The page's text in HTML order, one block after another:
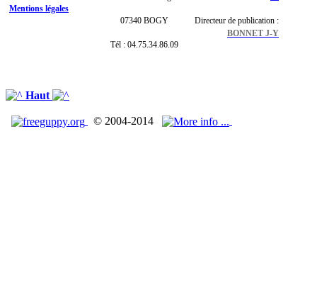
Mentions légales
07340 BOGY
Tél : 04.75.34.86.09
Directeur de publication :
BONNET J-Y
Haut
© 2004-2014